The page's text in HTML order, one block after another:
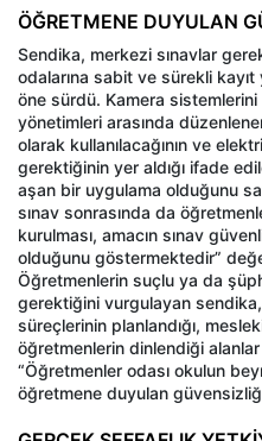
ÖĞRETMENE DUYULAN
Sendika, merkezi sınavlar
odalarına sabit ve sürekli
öne sürdü. Kamera
yönetimleri arasında
olarak kullanılacağının ve
gerektiğinin yer aldığı ifade
aşan bir uygulama olduğunu
sınav sonrasında da
kurulması, amacın sınav
olduğunu göstermektedir”
Öğretmenlerin suçlu ya da
gerektiğini vurgulayan
süreçlerinin planlandığı,
öğretmenlerin dinlendiği
“Öğretmenler odası okulun
öğretmene duyulan